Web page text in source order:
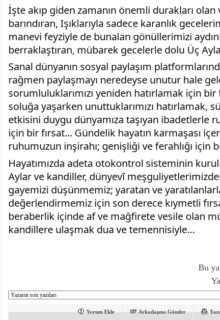
İşte akıp giden zamanın önemli durakları
barındıran, Işıklarıyla sadece karanlık
manevi feyziyle de bunalan gönüllerimizi
berraklaştıran, mübarek gecelerle dolu Üç
Sanal dünyanın sosyal paylaşım
rağmen paylaşmayı neredeyse unutur hale
sorumluluklarımızı yeniden hatırlamak için
soluğa yaşarken unuttuklarımızı hatırlamak,
etkisini duygu dünyamıza taşıyan ibadetlerle
için bir fırsat... Gündelik hayatın karmaşası
ruhumuzun inşirahı; genişliği ve ferahlığı için
Hayatımızda adeta otokontrol sisteminin
Aylar ve kandiller, dünyevî meşguliyetlerimizden
gayemizi düşünmemiz; yaratan ve
değerlendirmemiz için son derece kıymetli
beraberlik içinde af ve mağfirete vesile olan
kandillere ulaşmak dua ve temennisiyle…
Bu
Yorum Ekle Arkadaşına Gönder